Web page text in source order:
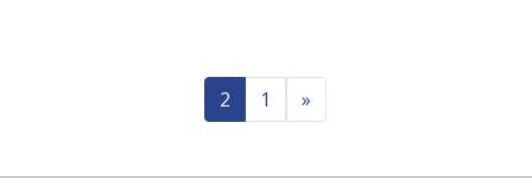
«
Previous
1
2